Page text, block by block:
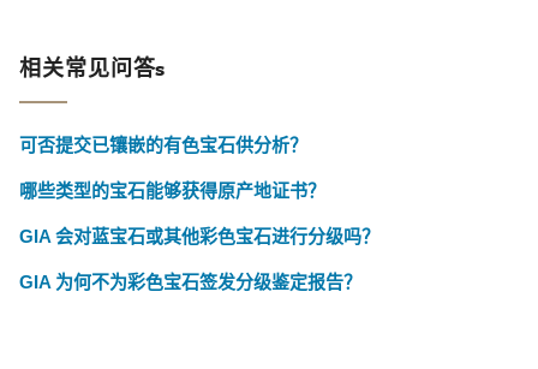
相关常见问答s
可否提交已镶嵌的有色宝石供分析？
哪些类型的宝石能够获得原产地证书？
GIA 会对蓝宝石或其他彩色宝石进行分级吗？
GIA 为何不为彩色宝石签发分级鉴定报告？